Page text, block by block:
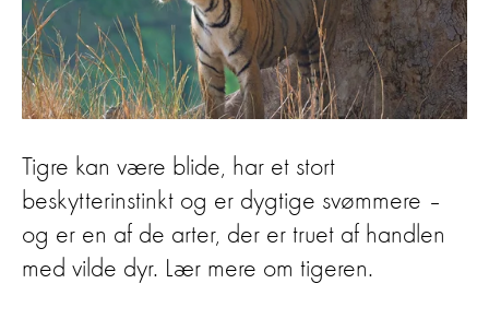
Tigre kan være blide, har et stort
beskytterinstinkt og er dygtige svømmere –
og er en af de arter, der er truet af handlen
med vilde dyr. Lær mere om tigeren.